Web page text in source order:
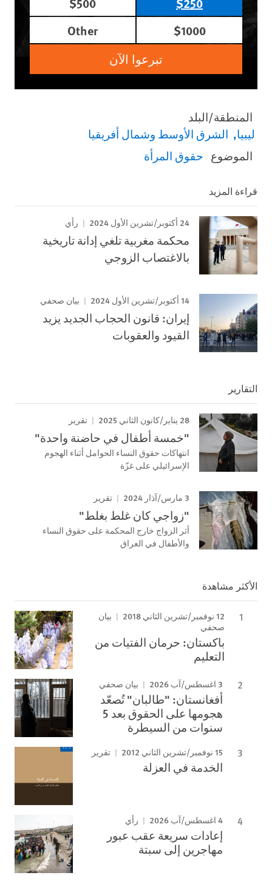
$1000
Other
تبرعوا الآن
المنطقة/البلد
ليبيا الشرق الأوسط وشمال أفريقيا
الموضوع حقوق المرأة
قراءة المزيد
24 أكتوبر/تشرين الأول 2024 رأي
محكمة مغربية تلغي إدانة تاريخية
بالاغتصاب الزوجي
14 أكتوبر/تشرين الأول 2024 بيان صحفي
إيران: قانون الحجاب الجديد يزيد
القيود والعقوبات
التقارير
28 يناير/كانون الثاني 2025 تقرير
"خمسة أطفال في حاضنة واحدة"
انتهاكات حقوق النساء الحوامل أثناء الهجوم
الإسرائيلي على غزّة
3 مارس/آذار 2024 تقرير
"زواجي كان غلط بغلط"
أثر الزواج خارج المحكمة على حقوق النساء
والأطفال في العراق
الأكثر مشاهدة
12 نوفمبر/تشرين الثاني 2018
بيان
صحفي
باكستان: حرمان الفتيات من
التعليم
3 اغسطس/آب 2026 بيان صحفي
أفغانستان: "طالبان" تُصعّد
هجومها على الحقوق بعد 5
سنوات من السيطرة
15 نوفمبر/تشرين الثاني 2012 تقرير
الخدمة في العزلة
4 اغسطس/آب 2026 رأي
إعادات سريعة عقب عبور
مهاجرين إلى سبتة